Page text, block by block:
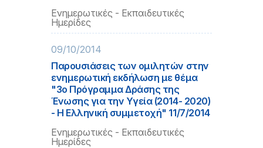
Ενημερωτικές - Εκπαιδευτικές
Ημερίδες
09/10/2014
Παρουσιάσεις των ομιλητών στην
ενημερωτική εκδήλωση με θέμα
"3ο Πρόγραμμα Δράσης της
Ένωσης για την Υγεία (2014- 2020)
- Η Ελληνική συμμετοχή" 11/7/2014
Ενημερωτικές - Εκπαιδευτικές
Ημερίδες